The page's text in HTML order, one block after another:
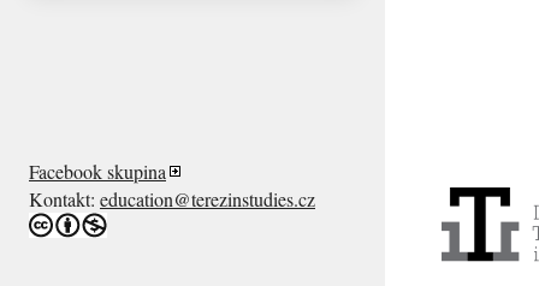
Facebook skupina
Kontakt: education@terezinstudies.cz